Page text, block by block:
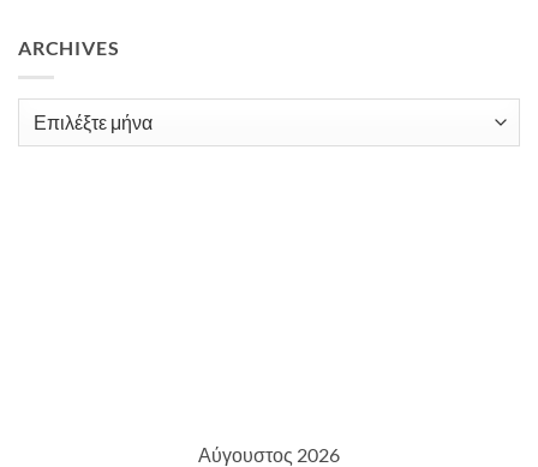
ARCHIVES
Archives
Αύγουστος 2026